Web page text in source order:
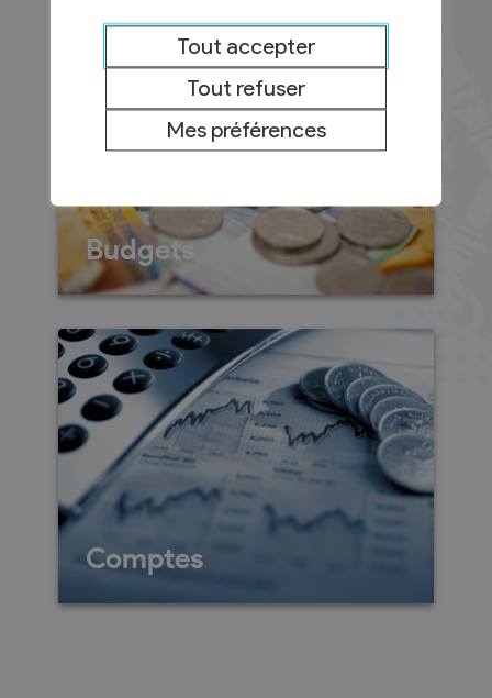
Budgets
Comptes
Tout accepter
Tout refuser
Mes préférences